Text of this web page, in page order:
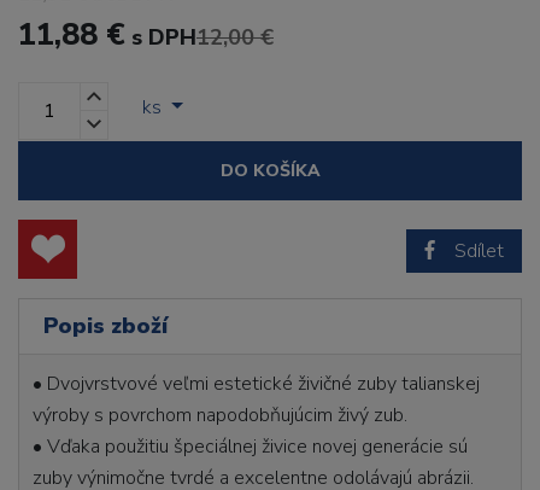
11,88 € s DPH12,00 €
ks
DO KOŠÍKA
Sdílet
Popis zboží
• Dvojvrstvové veľmi estetické živičné zuby talianskej
výroby s povrchom napodobňujúcim živý zub.
• Vďaka použitiu špeciálnej živice novej generácie sú
zuby výnimočne tvrdé a excelentne odolávajú abrázii.